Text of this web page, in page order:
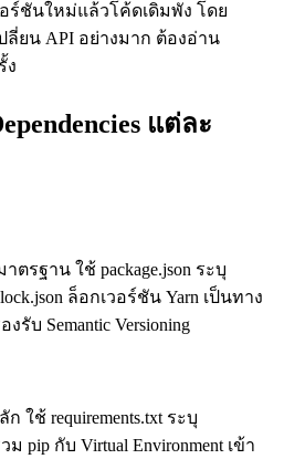
อร์ชันใหม่แล้วโค้ดเดิมพัง โดย
ปลี่ยน API อย่างมาก ต้องอ่าน
ง
แต่ละ
าตรฐาน ใช้ package.json ระบุ
lock.json ล็อกเวอร์ชัน Yarn เป็นทาง
รับ Semantic Versioning
ก ใช้ requirements.txt ระบุ
ม pip กับ Virtual Environment เข้า